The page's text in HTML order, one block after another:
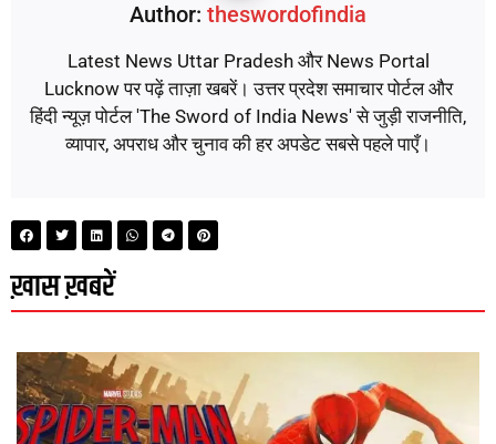
Author: theswordofindia
Latest News Uttar Pradesh और News Portal
Lucknow पर पढ़ें ताज़ा खबरें। उत्तर प्रदेश समाचार पोर्टल और
हिंदी न्यूज़ पोर्टल 'The Sword of India News' से जुड़ी राजनीति,
व्यापार, अपराध और चुनाव की हर अपडेट सबसे पहले पाएँ।
ख़ास ख़बरें